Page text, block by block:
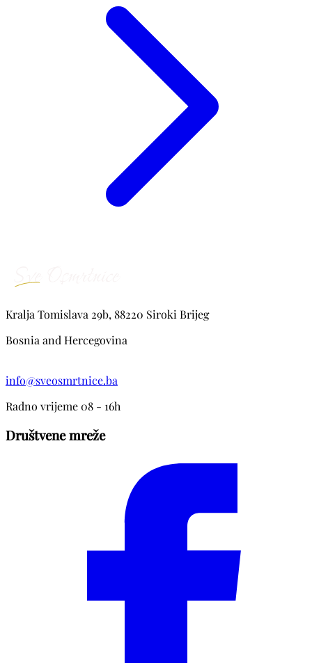
Kralja Tomislava 29b, 88220 Siroki Brijeg
Bosnia and Hercegovina
info@sveosmrtnice.ba
Radno vrijeme 08 - 16h
Društvene mreže